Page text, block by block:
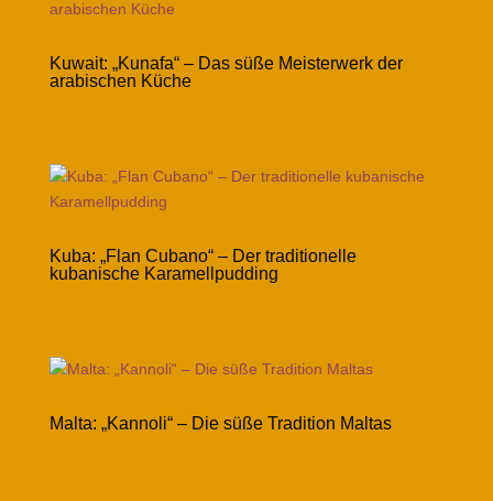
Kuwait: „Kunafa“ – Das süße Meisterwerk der
arabischen Küche
Kuba: „Flan Cubano“ – Der traditionelle
kubanische Karamellpudding
Malta: „Kannoli“ – Die süße Tradition Maltas